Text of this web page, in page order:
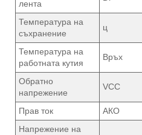
лента
Температура на
съхранение
ц
Температура на
работната кутия
Връх
Обратно
напрежение
VCC
Прав ток АКО
Напрежение на